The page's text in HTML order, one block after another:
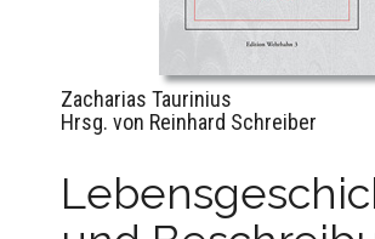
Zacharias Taurinius
Hrsg. von Reinhard Schreiber